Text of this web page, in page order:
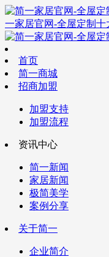
一家居官网-全屋定制
首页
简一商城
招商加盟
加盟支持
加盟流程
资讯中心
简一新闻
家居新闻
极简美学
案例分享
关于简一
企业简介